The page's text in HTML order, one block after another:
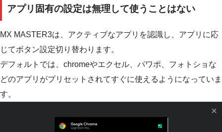
アプリ固有の設定は無理して使うことはない
MX MASTER3は、アクティブなアプリを認識し、アプリに応
じてボタン設定切り替わります。
デフォルトでは、chromeやエクセル、パワポ、フォトショな
どのアプリがプリセットされてすぐに使えるようになっていま
す。